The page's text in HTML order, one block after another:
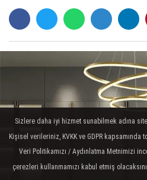
Sizlere daha iyi hizmet sunabilmek adına
Kişisel verileriniz, KVKK ve GDPR
Veri Politikamızı / Aydınlatma Metnimizi
çerezleri kullanmamızı kabul etmiş